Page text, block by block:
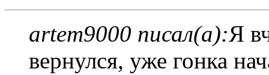
artem9000 писал(а):Я
вернулся, уже гонка